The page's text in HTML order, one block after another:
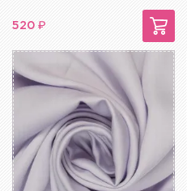
520 ₽